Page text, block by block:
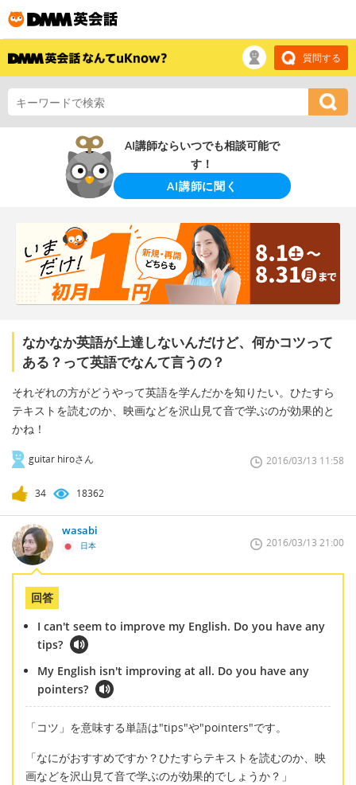
質問する
AI講師ならいつでも相談可能で
す！
AI講師に聞く
なかなか英語が上達しないんだけど、何かコツって
ある？って英語でなんて言うの？
それぞれの方がどうやって英語を学んだかを知りたい。ひたすら
テキストを読むのか、映画などを沢山見て音で学ぶのが効果的と
かね！
guitar hiroさん 2016/03/13 11:58
34 18362
wasabi
日本 2016/03/13 21:00
回答
I can't seem to improve my English. Do you have any
tips?
My English isn't improving at all. Do you have any
pointers?
「コツ」を意味する単語は"tips"や"pointers"です。
「なにがおすすめですか？ひたすらテキストを読むのか、映
画などを沢山見て音で学ぶのが効果的でしょうか？」